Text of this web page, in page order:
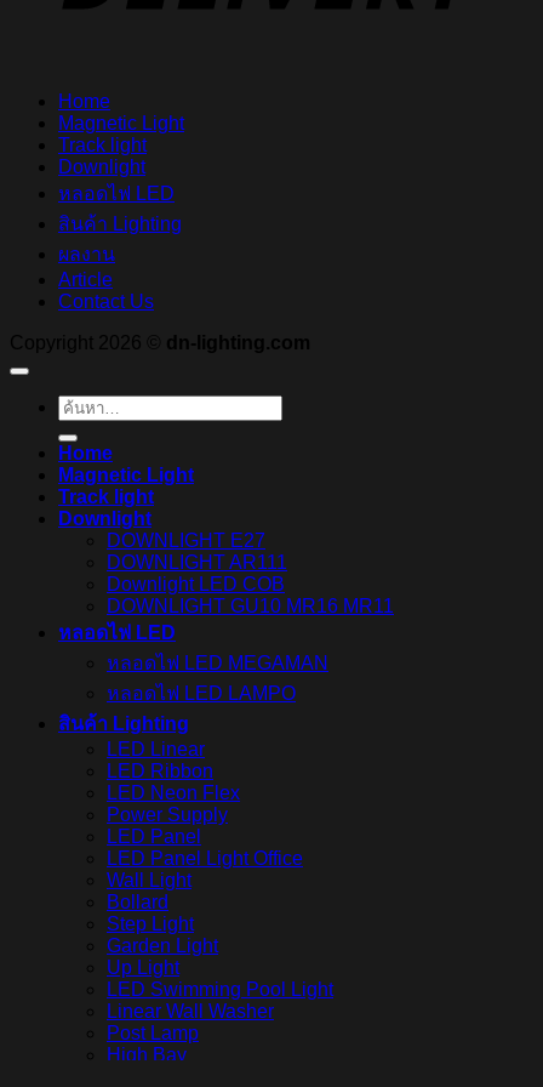
Home
Magnetic Light
Track light
Downlight
หลอดไฟ LED
สินค้า Lighting
ผลงาน
Article
Contact Us
Copyright 2026 © dn-lighting.com
ค้นหา:
Home
Magnetic Light
Track light
Downlight
DOWNLIGHT E27
DOWNLIGHT AR111
Downlight LED COB
DOWNLIGHT GU10 MR16 MR11
หลอดไฟ LED
หลอดไฟ LED MEGAMAN
หลอดไฟ LED LAMPO
สินค้า Lighting
LED Linear
LED Ribbon
LED Neon Flex
Power Supply
LED Panel
LED Panel Light Office
Wall Light
Bollard
Step Light
Garden Light
Up Light
LED Swimming Pool Light
Linear Wall Washer
Post Lamp
High Bay